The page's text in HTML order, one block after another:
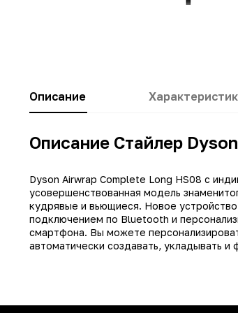
Описание
Описание Стайлер
Dyson Airwrap Complete Long HS08 с
усовершенствованная модель
кудрявые и вьющиеся. Новое
подключением по Bluetooth и
смартфона. Вы можете
автоматически создавать, укладывать и
Заводские данные
Производитель